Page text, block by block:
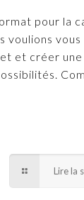
pour la
voulions
et créer
Lire la